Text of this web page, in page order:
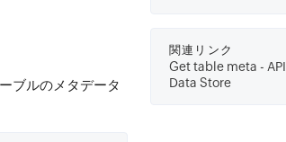
ブルのメタデータ
関連リンク
Get table meta - API
Data Store